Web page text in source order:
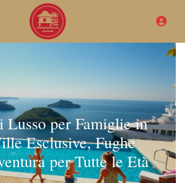
Lusso per Famiglie in
Esclusive, Fughe
per Tutte le Età